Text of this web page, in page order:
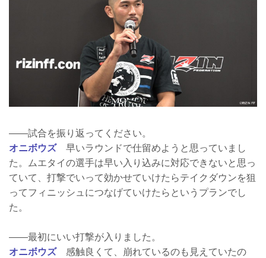
――試合を振り返ってください。
オニボウズ早いラウンドで仕留めようと思っていまし
た。ムエタイの選手は早い入り込みに対応できないと思っ
ていて、打撃でいって効かせていけたらテイクダウンを狙
ってフィニッシュにつなげていけたらというプランでし
た。
――最初にいい打撃が入りました。
オニボウズ感触良くて、崩れているのも見えていたの